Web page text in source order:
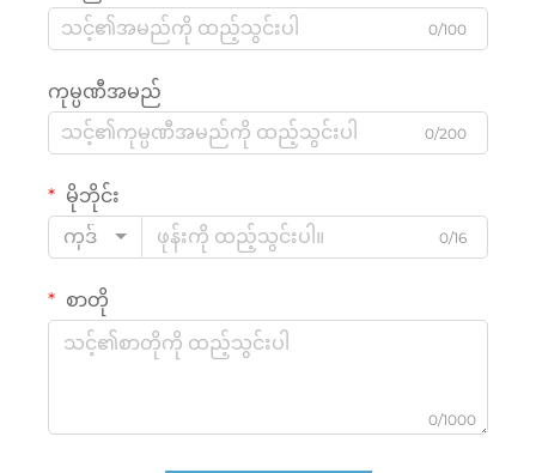
0/100
ကုမ္ပဏီအမည်
0/200
မိုဘိုင်း
ကုဒ်
0/16
စာတို
0/1000